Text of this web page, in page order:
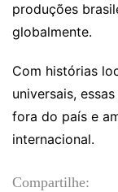
produções
globalmente.
Com histórias
universais,
fora do país e
internacional.
Compartilhe: